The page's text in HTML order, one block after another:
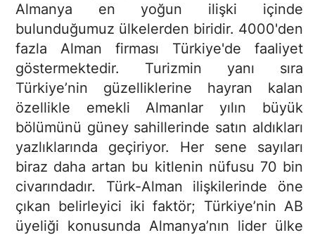
Almanya en yoğun ilişki içinde
bulunduğumuz ülkelerden biridir. 4000'den
fazla Alman firması Türkiye'de faaliyet
göstermektedir. Turizmin yanı sıra
Türkiye’nin güzelliklerine hayran kalan
özellikle emekli Almanlar yılın büyük
bölümünü güney sahillerinde satın aldıkları
yazlıklarında geçiriyor. Her sene sayıları
biraz daha artan bu kitlenin nüfusu 70 bin
civarındadır. Türk-Alman ilişkilerinde öne
çıkan belirleyici iki faktör; Türkiye’nin AB
üyeliği konusunda Almanya’nın lider ülke